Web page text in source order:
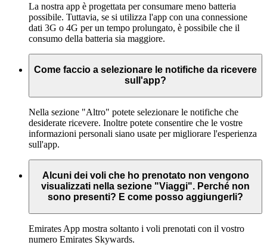
La nostra app è progettata per consumare meno batteria
possibile. Tuttavia, se si utilizza l'app con una connessione
dati 3G o 4G per un tempo prolungato, è possibile che il
consumo della batteria sia maggiore.
Come faccio a selezionare le notifiche da ricevere
sull'app?
Nella sezione "Altro" potete selezionare le notifiche che
desiderate ricevere. Inoltre potete consentire che le vostre
informazioni personali siano usate per migliorare l'esperienza
sull'app.
Alcuni dei voli che ho prenotato non vengono
visualizzati nella sezione "Viaggi". Perché non
sono presenti? E come posso aggiungerli?
Emirates App mostra soltanto i voli prenotati con il vostro
numero Emirates Skywards.